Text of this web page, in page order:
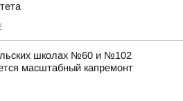
школах №60 и №102
масштабный капремонт